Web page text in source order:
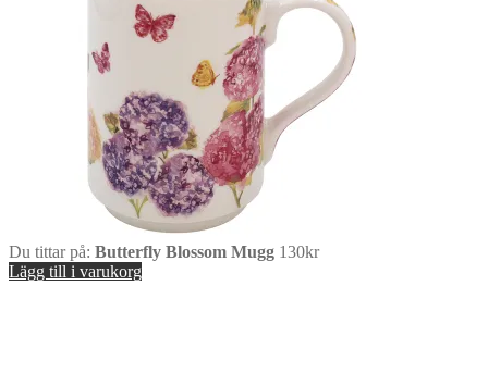
Du tittar på: Butterfly Blossom Mugg 130kr
Lägg till i varukorg